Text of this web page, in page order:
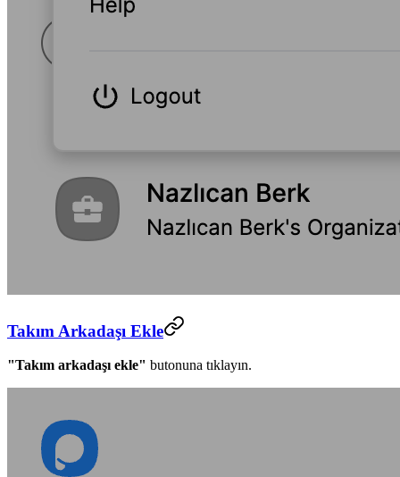
Takım Arkadaşı Ekle
"Takım arkadaşı ekle" butonuna tıklayın.